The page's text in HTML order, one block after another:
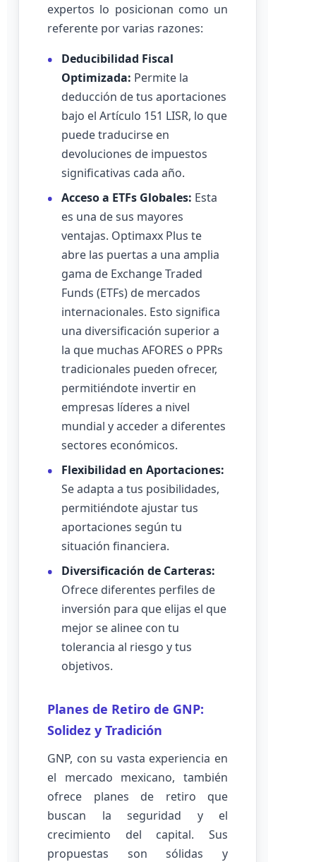
expertos lo posicionan como un
referente por varias razones:
Deducibilidad Fiscal
Optimizada: Permite la
deducción de tus aportaciones
bajo el Artículo 151 LISR, lo que
puede traducirse en
devoluciones de impuestos
significativas cada año.
Acceso a ETFs Globales: Esta
es una de sus mayores
ventajas. Optimaxx Plus te
abre las puertas a una amplia
gama de Exchange Traded
Funds (ETFs) de mercados
internacionales. Esto significa
una diversificación superior a
la que muchas AFORES o PPRs
tradicionales pueden ofrecer,
permitiéndote invertir en
empresas líderes a nivel
mundial y acceder a diferentes
sectores económicos.
Flexibilidad en Aportaciones:
Se adapta a tus posibilidades,
permitiéndote ajustar tus
aportaciones según tu
situación financiera.
Diversificación de Carteras:
Ofrece diferentes perfiles de
inversión para que elijas el que
mejor se alinee con tu
tolerancia al riesgo y tus
objetivos.
Planes de Retiro de GNP:
Solidez y Tradición
GNP, con su vasta experiencia en
el mercado mexicano, también
ofrece planes de retiro que
buscan la seguridad y el
crecimiento del capital. Sus
propuestas son sólidas y